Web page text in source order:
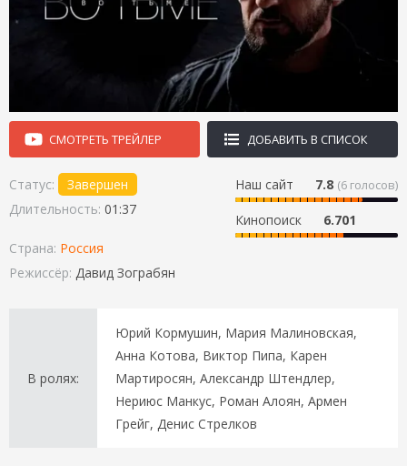
СМОТРЕТЬ ТРЕЙЛЕР ДОБАВИТЬ В СПИСОК
Наш сайт 7.8 (6 голосов)
Кинопоиск 6.701
Статус:
Завершен
Длительность: 01:37
Страна: Россия
Режиссёр: Давид Зограбян
В ролях:
Юрий Кормушин, Мария Малиновская,
Анна Котова, Виктор Пипа, Карен
Мартиросян, Александр Штендлер,
Нериюс Манкус, Роман Алоян, Армен
Грейг, Денис Стрелков